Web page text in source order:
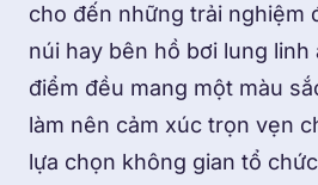
cho đến những trải nghiệm
núi hay bên hồ bơi lung linh
điểm đều mang một màu
làm nên cảm xúc trọn vẹn
lựa chọn không gian tổ